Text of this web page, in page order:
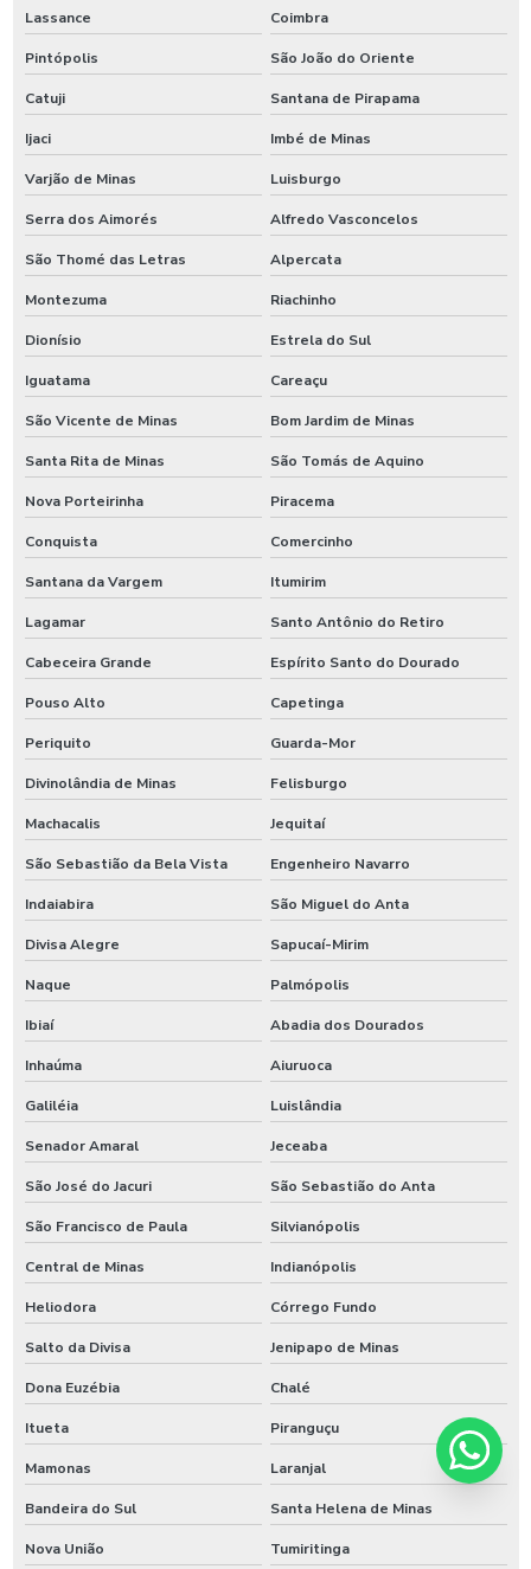
Lassance Coimbra
Pintópolis São João do Oriente
Catuji Santana de Pirapama
Ijaci Imbé de Minas
Varjão de Minas Luisburgo
Serra dos Aimorés Alfredo Vasconcelos
São Thomé das Letras Alpercata
Montezuma Riachinho
Dionísio Estrela do Sul
Iguatama Careaçu
São Vicente de Minas Bom Jardim de Minas
Santa Rita de Minas São Tomás de Aquino
Nova Porteirinha Piracema
Conquista Comercinho
Santana da Vargem Itumirim
Lagamar Santo Antônio do Retiro
Cabeceira Grande Espírito Santo do Dourado
Pouso Alto Capetinga
Periquito Guarda-Mor
Divinolândia de Minas Felisburgo
Machacalis Jequitaí
São Sebastião da Bela Vista Engenheiro Navarro
Indaiabira São Miguel do Anta
Divisa Alegre Sapucaí-Mirim
Naque Palmópolis
Ibiaí Abadia dos Dourados
Inhaúma Aiuruoca
Galiléia Luislândia
Senador Amaral Jeceaba
São José do Jacuri São Sebastião do Anta
São Francisco de Paula Silvianópolis
Central de Minas Indianópolis
Heliodora Córrego Fundo
Salto da Divisa Jenipapo de Minas
Dona Euzébia Chalé
Itueta Piranguçu
Mamonas Laranjal
Bandeira do Sul Santa Helena de Minas
Nova União Tumiritinga